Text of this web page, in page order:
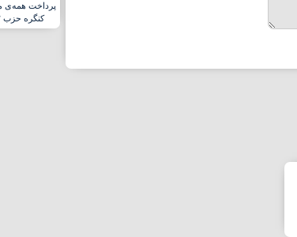
پرداخت همه‌ی
کنگره حزب ١٣٩٧